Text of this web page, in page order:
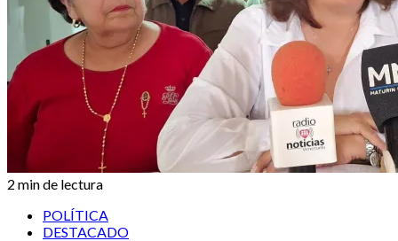
2 min de lectura
POLÍTICA
DESTACADO